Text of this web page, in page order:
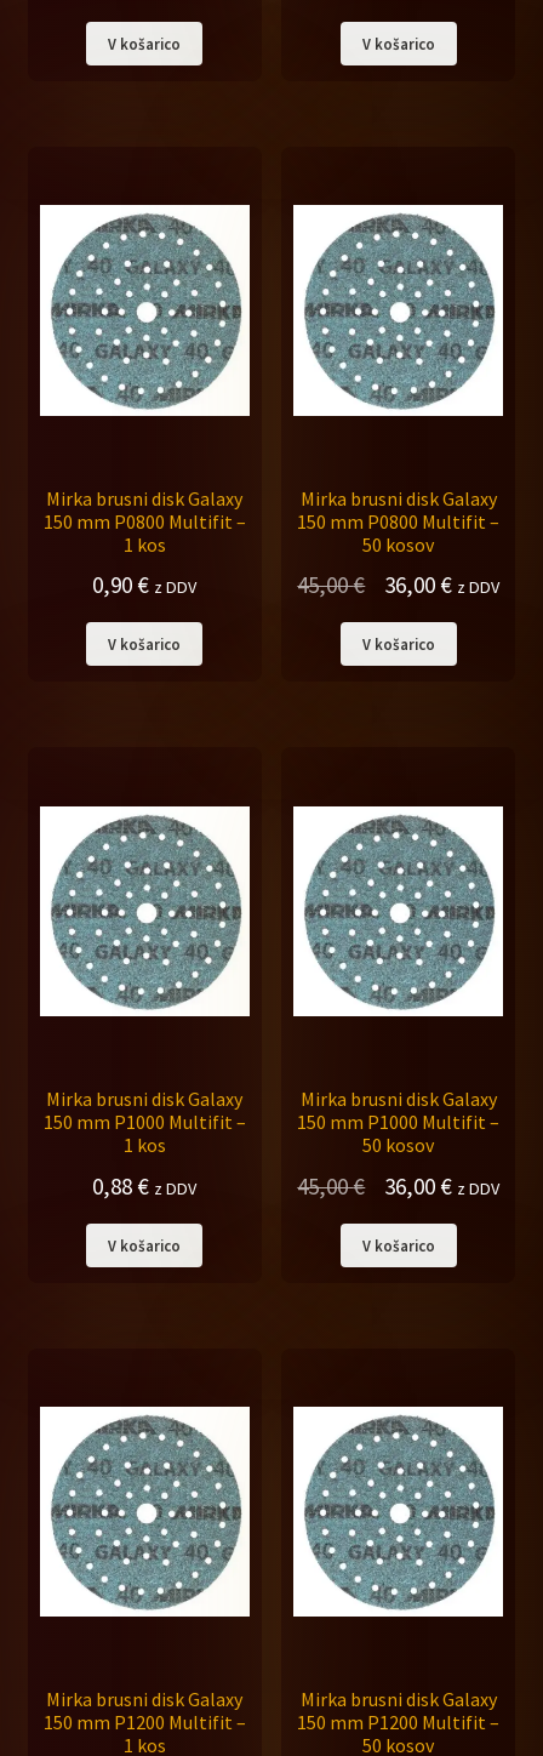
cena
je
cena
je:
V košarico
cena
je
cena
je:
V košarico
Mirka brusni disk Galaxy
150 mm P0800 Multifit –
1 kos
0,90 € z DDV
V košarico
Mirka brusni disk Galaxy
150 mm P0800 Multifit –
50 kosov
45,00€
Izvirna
cena
je
36,00 €Trenutna
cena
je:
z DDV
V košarico
Mirka brusni disk Galaxy
150 mm P1000 Multifit –
1 kos
0,88 € z DDV
V košarico
Mirka brusni disk Galaxy
150 mm P1000 Multifit –
50 kosov
45,00€
Izvirna
cena
je
36,00 €Trenutna
cena
je:
z DDV
V košarico
Mirka brusni disk Galaxy
150 mm P1200 Multifit –
1 kos
Mirka brusni disk Galaxy
150 mm P1200 Multifit –
50 kosov